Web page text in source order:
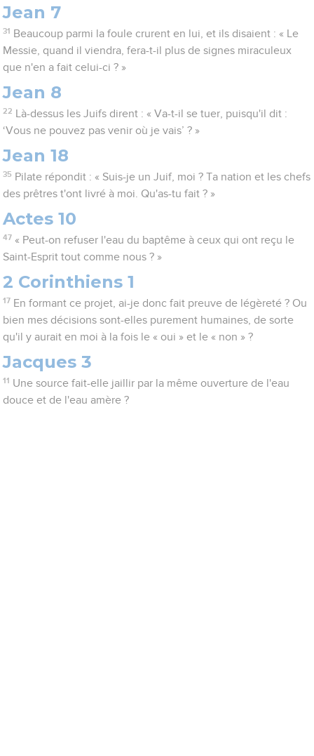
Jean 7
31 Beaucoup parmi la foule crurent en lui, et ils disaient : « Le
Messie, quand il viendra, fera-t-il plus de signes miraculeux
que n'en a fait celui-ci ? »
Jean 8
22
Là-dessus les Juifs dirent : « Va-t-il se tuer, puisqu'il dit :
‘Vous ne pouvez pas venir où je vais’ ? »
Jean 18
35 Pilate répondit : « Suis-je un Juif, moi ? Ta nation et les chefs
des prêtres t'ont livré à moi. Qu'as-tu fait ? »
Actes 10
47 « Peut-on refuser l'eau du baptême à ceux qui ont reçu le
Saint-Esprit tout comme nous ? »
2 Corinthiens 1
17 En formant ce projet, ai-je donc fait preuve de légèreté ? Ou
bien mes décisions sont-elles purement humaines, de sorte
qu'il y aurait en moi à la fois le « oui » et le « non » ?
Jacques 3
11 Une source fait-elle jaillir par la même ouverture de l'eau
douce et de l'eau amère ?